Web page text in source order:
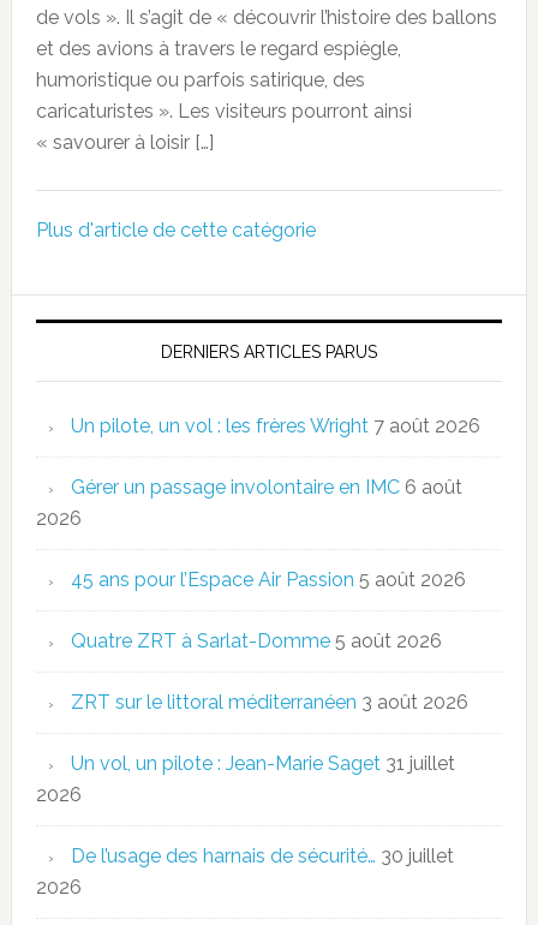
de vols ». Il s’agit de « découvrir l’histoire des ballons
et des avions à travers le regard espiègle,
humoristique ou parfois satirique, des
caricaturistes ». Les visiteurs pourront ainsi
« savourer à loisir […]
Plus d'article de cette catégorie
DERNIERS ARTICLES PARUS
Un pilote, un vol : les frères Wright 7 août 2026
Gérer un passage involontaire en IMC 6 août
2026
45 ans pour l’Espace Air Passion 5 août 2026
Quatre ZRT à Sarlat-Domme 5 août 2026
ZRT sur le littoral méditerranéen 3 août 2026
Un vol, un pilote : Jean-Marie Saget 31 juillet
2026
De l’usage des harnais de sécurité… 30 juillet
2026